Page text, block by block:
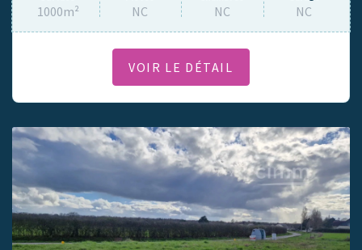
1000m² NC NC NC
VOIR LE DÉTAIL